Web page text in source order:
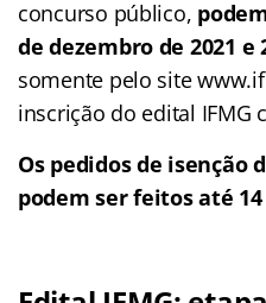
concurso público,
de dezembro de 2021 e
somente pelo site
inscrição do edital IFMG
Os pedidos de isenção
podem ser feitos até